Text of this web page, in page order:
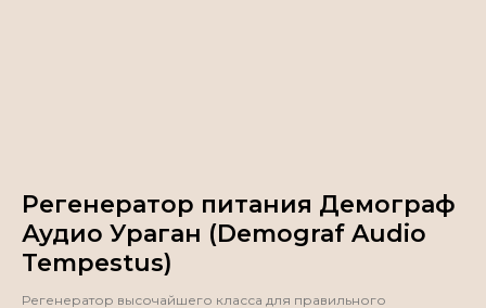
Регенератор питания Демограф
Аудио Ураган (Demograf Audio
Tempestus)
Регенератор высочайшего класса для правильного